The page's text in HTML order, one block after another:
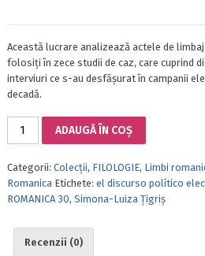
Această lucrare analizează actele de
folosiți în zece studii de caz, care cuprind
interviuri ce s-au desfășurat în campanii
decadă.
Cantitate
–
ACTOS
DE
ADAUGĂ ÎN COȘ
Categorii: Colecții, FILOLOGIE, Limbi
Romanica Etichete: el discurso político
ROMANICA 30, Simona-Luiza Țigriș
Recenzii (0)